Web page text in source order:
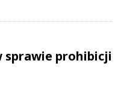
sprawie prohibicji